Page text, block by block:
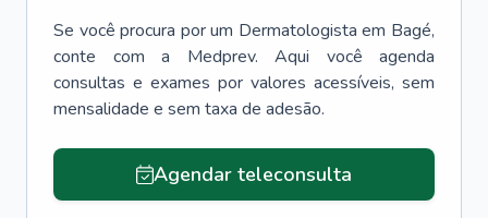
Se você procura por um Dermatologista em Bagé,
conte com a Medprev. Aqui você agenda
consultas e exames por valores acessíveis, sem
mensalidade e sem taxa de adesão.
Agendar teleconsulta